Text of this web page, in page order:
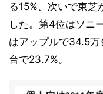
る15%、次いで東
した。第4位はソニ
はアップルで34.5
台で23.7%。